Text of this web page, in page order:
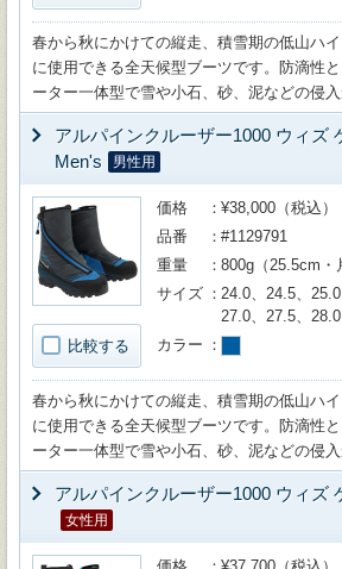
春から秋にかけての縦走、積雪期の低山ハ
に使用できる全天候型ブーツです。防滴性
ーター一体型で雪や小石、砂、泥などの侵入
アルパインクルーザー1000 ウィズ
Men's
男性用
比較する
価格
¥38,000（税込）
品番
#1129791
重量
800g（25.5cm・
サイズ
24.0、24.5、
27.0、27.5、
カラー
春から秋にかけての縦走、積雪期の低山ハ
に使用できる全天候型ブーツです。防滴性
ーター一体型で雪や小石、砂、泥などの侵入
アルパインクルーザー1000 ウィズ
女性用